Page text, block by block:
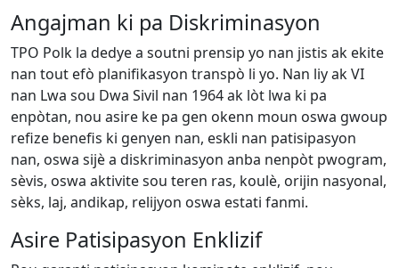
Angajman ki pa Diskriminasyon
TPO Polk la dedye a soutni prensip yo nan jistis ak ekite
nan tout efò planifikasyon transpò li yo. Nan liy akVI
nan Lwa sou Dwa Sivil nan 1964 ak lòt lwa ki pa
enpòtan, nou asire ke pa gen okenn moun oswa gwoup
refize benefis ki genyen nan, eskli nan patisipasyon
nan, oswa sijè a diskriminasyon anba nenpòt pwogram,
sèvis, oswa aktivite sou teren ras, koulè, orijin nasyonal,
sèks, laj, andikap, relijyon oswa estati fanmi.
Asire Patisipasyon Enklizif